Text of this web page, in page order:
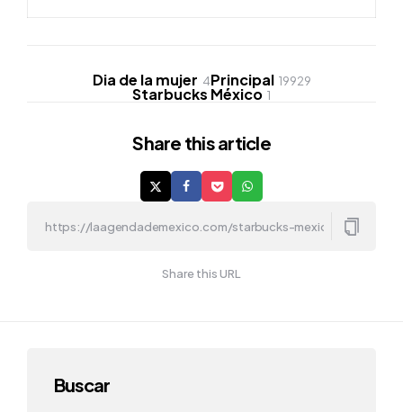
Dia de la mujer 4Principal 19929
Starbucks México 1
Share this article
Share this URL
Buscar